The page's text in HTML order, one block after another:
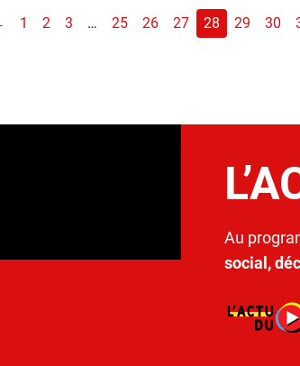
1 2 3 … 25 26 27 28 29 30
Au
social,